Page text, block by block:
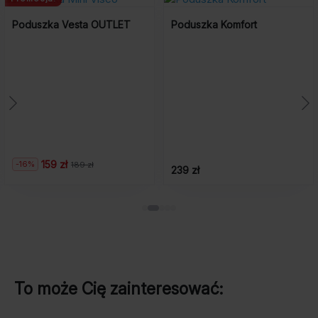
Poduszka Vesta OUTLET
189 zł
Pierwotna
159 zł
Aktualna
-16%
Poduszka Komfort
239 zł
To może Cię zainteresować: